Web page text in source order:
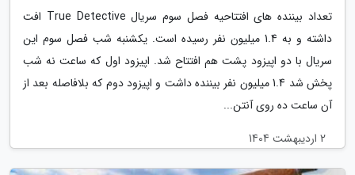
تعداد بیننده های افتتاحیه فصل سوم سریال True Detective افت
داشته و به 1.4 میلیون نفر رسیده است. یکشنبه شب فصل سوم این
سریال با دو اپیزود پشت هم افتتاح شد. اپیزود اول که ساعت نه شب
پخش شد 1.4 میلیون نفر بیننده داشت و اپیزود دوم که بلافاصله بعد از
آن ساعت ده روی آنتن...
2 اردیبهشت 1404